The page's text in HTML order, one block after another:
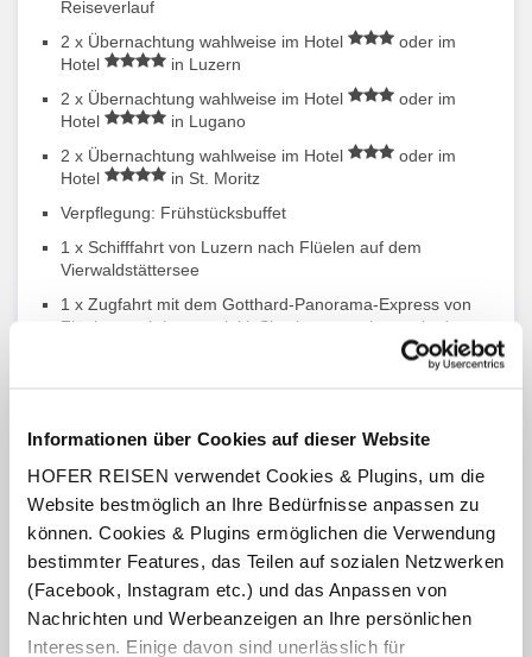
Informationen über Cookies auf dieser Website
HOFER REISEN verwendet Cookies & Plugins, um die
Website bestmöglich an Ihre Bedürfnisse anpassen zu
können. Cookies & Plugins ermöglichen die Verwendung
bestimmter Features, das Teilen auf sozialen Netzwerken
(Facebook, Instagram etc.) und das Anpassen von
Nachrichten und Werbeanzeigen an Ihre persönlichen
Interessen. Einige davon sind unerlässlich für
Reiseverlauf
2 x Übernachtung wahlweise im Hotel
oder im
Hotel
in Luzern
2 x Übernachtung wahlweise im Hotel
oder im
Hotel
in Lugano
2 x Übernachtung wahlweise im Hotel
oder im
Hotel
in St. Moritz
Verpflegung: Frühstücksbuffet
1 x Schifffahrt von Luzern nach Flüelen auf dem
Vierwaldstättersee
1 x Zugfahrt mit dem Gotthard-Panorama-Express von
Flüelen nach Lugano inkl. Sitzplatzreservierung in der
1 x Zugfahrt mit dem Bernina-Express von Tirano nach
1 x Swiss Coupon Pass
1 x Gästekarte Luzern
1 x Ticino Card
50 % Ermässigung auf zusätzliche Reisen mit Bahn, Bus
und Schiff sowie einige Bergausflüge